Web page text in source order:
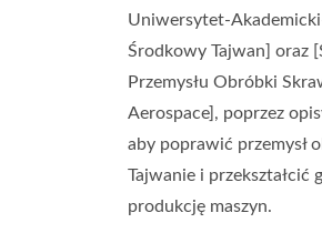
Uniwersytet-
Środkowy Tajwan] oraz
Przemysłu Obróbki
Aerospace], poprzez
aby poprawić przemysł
Tajwanie i przekształcić
produkcję maszyn.